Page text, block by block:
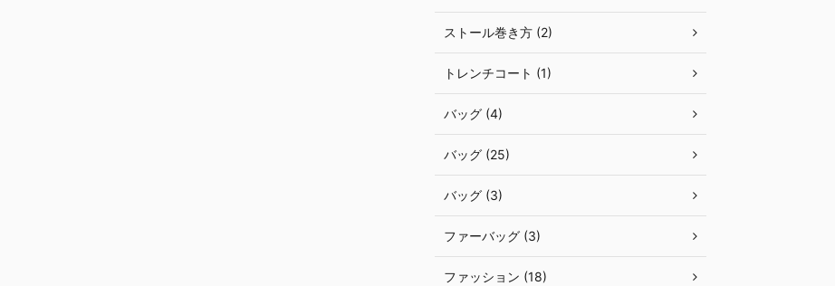
ストール巻き方 (2)
トレンチコート (1)
バッグ (4)
バッグ (25)
バッグ (3)
ファーバッグ (3)
ファッション (18)